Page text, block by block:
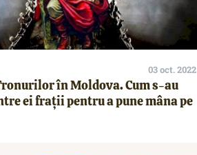
03 oct. 2022
în Moldova. Cum s-au
ei frații pentru a pune mâna pe